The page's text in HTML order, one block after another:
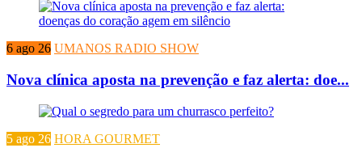
6 ago 26 UMANOS RADIO SHOW
Nova clínica aposta na prevenção e faz alerta: doe...
5 ago 26 HORA GOURMET